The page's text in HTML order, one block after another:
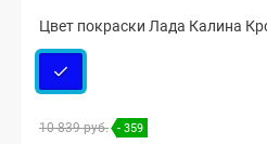
Цвет покраски Лада Калина
10 839 руб. - 359